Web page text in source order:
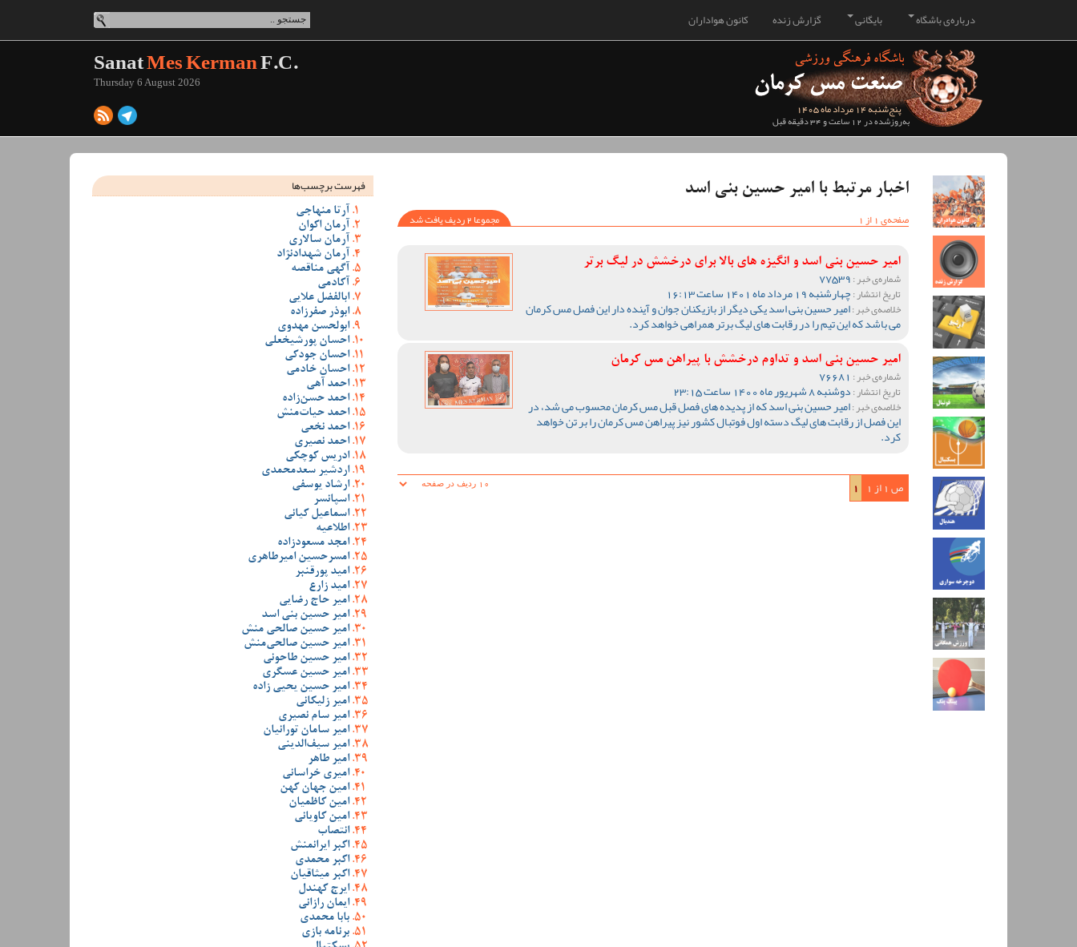
کانون هواداران گزارش زنده بایگانی درباره‌ی باشگاه
پنج‌شنبه 14 مرداد ماه 1405
به‌روزشده در 12 ساعت و 34 دقیقه قبل
SanatMes KermanF.C.
Thursday 6 August 2026
اخبار مرتبط با امیر حسین بنی اسد
صفحه‌ی 1 از 1
مجموعا 2 ردیف یافت شد
امیر حسین بنی اسد و انگیزه های بالا برای درخشش در لیگ برتر
شماره‌ی خبر :
تاریخ انتشار :چهارشنبه 19 مرداد ماه 1401 ساعت 16:13
خلاصه‌ی خبر :امیر حسین بنی اسد یکی دیگر از بازیکنان جوان و آینده دار این فصل مس کرمان
می باشد که این تیم را در رقابت های لیگ برتر همراهی خواهد کرد.
امیر حسین بنی اسد و تداوم درخشش با پیراهن مس کرمان
شماره‌ی خبر :
تاریخ انتشار :دوشنبه 8 شهریور ماه 1400 ساعت 23:15
خلاصه‌ی خبر :امیر حسین بنی اسد که از پدیده های فصل قبل مس کرمان محسوب می شد، در
این فصل از رقابت های لیگ دسته اول فوتبال کشور نیز پیراهن مس کرمان را بر تن خواهد
کرد.
ص 1 از 1 1
فهرست برچسب‌ها
آرتا منهاجی
آرمان اکوان
آرمان سالاری
آرمان شهدادنژاد
آگهی مناقصه
آکادمی
ابالفضل علایی
ابوذر صفرزاده
ابولحسن مهدوی
احسان پورشیخعلی
احسان جودکی
احسان خادمی
احمد آهی
احمد حسن‌زاده
احمد حیات‌منش
احمد نخعی
احمد نصیری
ادریس کوچکی
اردشیر سعدمحمدی
ارشاد یوسفی
اسپانسر
اسماعیل کیانی
اطلاعیه
امجد مسعودزاده
امسرحسین امیرطاهری
امید پورقنبر
امید زارع
امیر حاج رضایی
امیر حسین بنی اسد
امیر حسین صالحی منش
امیر حسین صالحی‌منش
امیر حسین طاحونی
امیر حسین عسگری
امیر حسین یحیی زاده
امیر زلیکانی
امیر سام نصیری
امیر سامان تورانیان
امیر سیف‌الدینی
امیر طاهر
امیری خراسانی
امین جهان کهن
امین کاظمیان
امین کاویانی
انتصاب
اکبر ایرانمنش
اکبر محمدی
اکبر میثاقیان
ایرج کهندل
ایمان رازانی
بابا محمدی
برنامه بازی